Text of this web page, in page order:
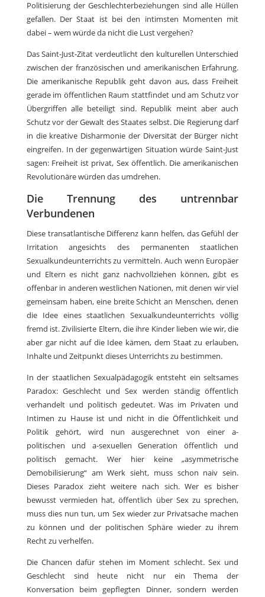
Politisierung der Geschlechterbeziehungen sind alle Hüllen
gefallen. Der Staat ist bei den intimsten Momenten mit
dabei – wem würde da nicht die Lust vergehen?
Das Saint-Just-Zitat verdeutlicht den kulturellen Unterschied
zwischen der französischen und amerikanischen Erfahrung.
Die amerikanische Republik geht davon aus, dass Freiheit
gerade im öffentlichen Raum stattfindet und am Schutz vor
Übergriffen alle beteiligt sind. Republik meint aber auch
Schutz vor der Gewalt des Staates selbst. Die Regierung darf
in die kreative Disharmonie der Diversität der Bürger nicht
eingreifen. In der gegenwärtigen Situation würde Saint-Just
sagen: Freiheit ist privat, Sex öffentlich. Die amerikanischen
Revolutionäre würden das umdrehen.
Die Trennung des untrennbar
Verbundenen
Diese transatlantische Differenz kann helfen, das Gefühl der
Irritation angesichts des permanenten staatlichen
Sexualkundeunterrichts zu vermitteln. Auch wenn Europäer
und Eltern es nicht ganz nachvollziehen können, gibt es
offenbar in anderen westlichen Nationen, mit denen wir viel
gemeinsam haben, eine breite Schicht an Menschen, denen
die Idee eines staatlichen Sexualkundeunterrichts völlig
fremd ist. Zivilisierte Eltern, die ihre Kinder lieben wie wir, die
aber gar nicht auf die Idee kämen, dem Staat zu erlauben,
Inhalte und Zeitpunkt dieses Unterrichts zu bestimmen.
In der staatlichen Sexualpädagogik entsteht ein seltsames
Paradox: Geschlecht und Sex werden ständig öffentlich
verhandelt und politisch gedeutet. Was im Privaten und
Intimen zu Hause ist und nicht in die Öffentlichkeit und
Politik gehört, wird nun ausgerechnet von einer a-
politischen und a-sexuellen Generation öffentlich und
politisch gemacht. Wer hier keine „asymmetrische
Demobilisierung“ am Werk sieht, muss schon naiv sein.
Dieses Paradox zieht weitere nach sich. Wer es bisher
bewusst vermieden hat, öffentlich über Sex zu sprechen,
muss dies nun tun, um Sex wieder zur Privatsache machen
zu können und der politischen Sphäre wieder zu ihrem
Recht zu verhelfen.
Die Chancen dafür stehen im Moment schlecht. Sex und
Geschlecht sind heute nicht nur ein Thema der
Konversation beim gepflegten Dinner, sondern werden